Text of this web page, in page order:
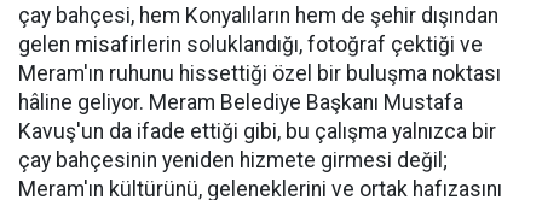
çay bahçesi, hem Konyalıların hem de şehir dışından
gelen misafirlerin soluklandığı, fotoğraf çektiği ve
Meram'ın ruhunu hissettiği özel bir buluşma noktası
hâline geliyor. Meram Belediye Başkanı Mustafa
Kavuş'un da ifade ettiği gibi, bu çalışma yalnızca bir
çay bahçesinin yeniden hizmete girmesi değil;
Meram'ın kültürünü, geleneklerini ve ortak hafızasını